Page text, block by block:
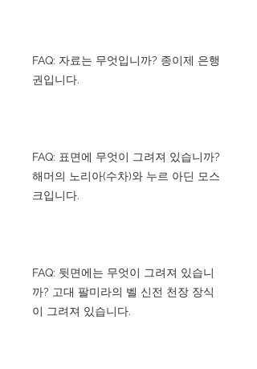
FAQ: 자료는 무엇입니까? 종이제 은행
권입니다.
FAQ: 표면에 무엇이 그려져 있습니까?
해머의 노리아(수차)와 누르 아딘 모스
크입니다.
FAQ: 뒷면에는 무엇이 그려져 있습니
까? 고대 팔미라의 벨 신전 천장 장식
이 그려져 있습니다.